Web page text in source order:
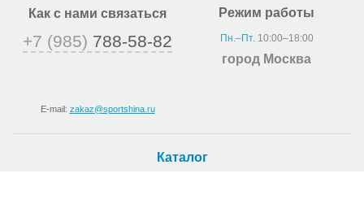
Как с нами связаться
+7 (985) 788-58-82
E-mail: zakaz@sportshina.ru
Режим работы
Пн.–Пт.10:00–18:00
город Москва
Каталог